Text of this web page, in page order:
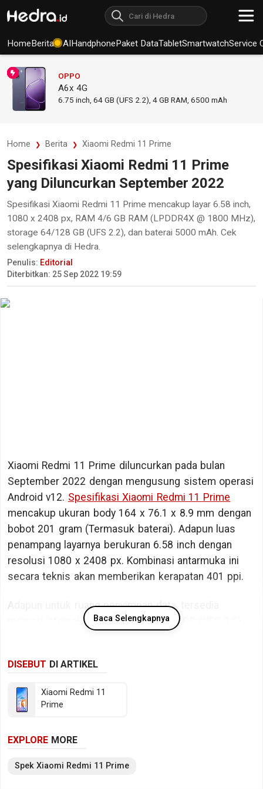
HomeBerita AIHandphonePaket DataTabletSmartwatchService
OPPO
A6x 4G
6.75 inch, 64 GB (UFS 2.2), 4 GB RAM 6500 mAh
Home Berita Xiaomi Redmi 11 Prime
Spesifikasi Xiaomi Redmi 11 Prime
yang Diluncurkan September 2022
Spesifikasi Xiaomi Redmi 11 Prime mencakup layar 6.58 inch,
1080 x 2408 px, RAM 4/6 GB RAM (LPDDR4X @ 1800 MHz),
storage 64/128 GB (UFS 2.2), dan baterai 5000 mAh. Cek
selengkapnya di Hedra.
Penulis: Editorial
Diterbitkan: 25 Sep 2022 19:59
Xiaomi Redmi 11 Prime diluncurkan pada bulan
September 2022 dengan mengusung sistem operasi
Android v12. Spesifikasi Xiaomi Redmi 11 Prime
mencakup ukuran body 164 x 76.1 x 8.9 mm dengan
bobot 201 gram (Termasuk baterai). Adapun luas
penampang layarnya berukuran 6.58 inch dengan
resolusi 1080 x 2408 px. Kombinasi antarmuka ini
secara teknis akan memberikan kerapatan 401 ppi.
Adapun untuk ruang penyimpan data, tersedia
memori internal berkapasitas 64/128 GB (UFS 2.2).
chipset MediaTek Helio G99 dengan memori RAM
Sedangkan pada sektor fotografi tersedia kamera
belakang Triple lens dan kamera depan Single lens,
berkapasitas 5000 mAh. Berikut beberapa
spesifikasi kunci Xiaomi Redmi 11 Prime.
Baca Selengkapnya
DISEBUT DI ARTIKEL
Xiaomi Redmi 11
Prime
EXPLORE MORE
Spek Xiaomi Redmi 11 Prime